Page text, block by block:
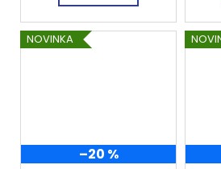
NOVINKA
–20 %